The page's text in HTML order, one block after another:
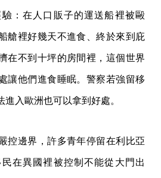
：在人口販子的運送船裡被毆
艙裡好幾天不進食、終於來到庇
在不到十坪的房間裡，這個世界
讓他們進食睡眠。警察若強留移
入歐洲也可以拿到好處。
控邊界，許多青年停留在利比亞
在異國裡被控制不能從大門出